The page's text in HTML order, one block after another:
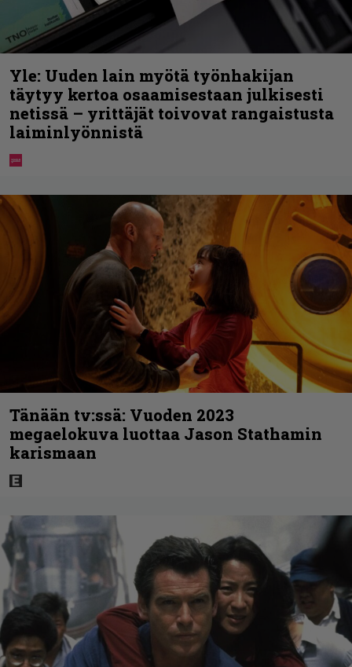
Yle: Uuden lain myötä työnhakijan
täytyy kertoa osaamisestaan julkisesti
netissä – yrittäjät toivovat rangaistusta
laiminlyönnistä
Tänään tv:ssä: Vuoden 2023
megaelokuva luottaa Jason Stathamin
karismaan